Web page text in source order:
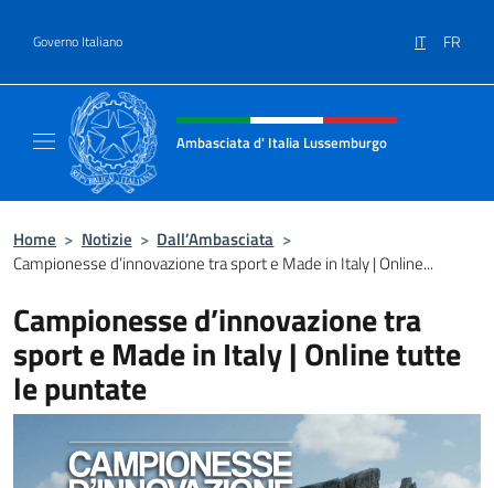
Governo Italiano IT FR
Intestazione sito, social e menù
Ambasciata d' Italia Lussemburgo
Home > Notizie > Dall’Ambasciata >
Campionesse d’innovazione tra sport e Made in Italy | Online...
Campionesse d’innovazione tra
sport e Made in Italy | Online tutte
le puntate